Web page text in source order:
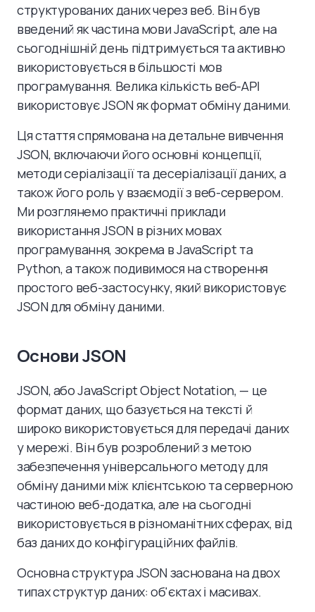
структурованих даних через веб. Він був
введений як частина мови JavaScript, але на
сьогоднішній день підтримується та активно
використовується в більшості мов
програмування. Велика кількість веб-API
використовує JSON як формат обміну даними.
Ця стаття спрямована на детальне вивчення
JSON, включаючи його основні концепції,
методи серіалізації та десеріалізації даних, а
також його роль у взаємодії з веб-сервером.
Ми розглянемо практичні приклади
використання JSON в різних мовах
програмування, зокрема в JavaScript та
Python, а також подивимося на створення
простого веб-застосунку, який використовує
JSON для обміну даними.
Основи JSON
JSON, або JavaScript Object Notation, — це
формат даних, що базується на тексті й
широко використовується для передачі даних
у мережі. Він був розроблений з метою
забезпечення універсального методу для
обміну даними між клієнтською та серверною
частиною веб-додатка, але на сьогодні
використовується в різноманітних сферах, від
баз даних до конфігураційних файлів.
Основна структура JSON заснована на двох
типах структур даних: об'єктах і масивах.